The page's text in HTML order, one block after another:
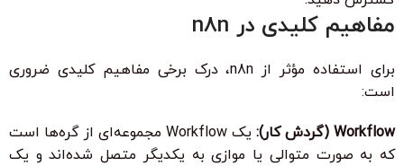
مفاهیم کلیدی در n8n
برای استفاده مؤثر از n8n، درک برخی مفاهیم کلیدی ضروری
است:
Workflow (گردش کار):
یک Workflow مجموعه‌ای از گره‌ها است
که به صورت متوالی یا موازی به یکدیگر متصل شده‌اند و یک